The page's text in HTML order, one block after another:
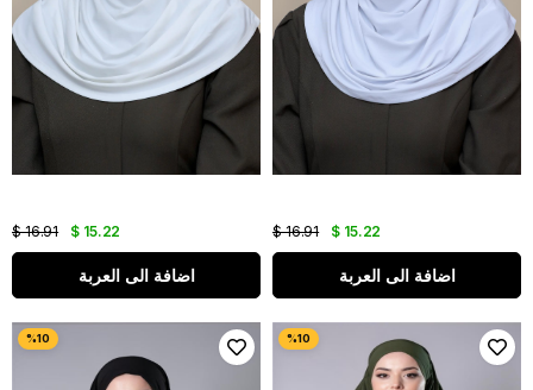
$ 15.22
$ 16.91
اضافة الى العربة
$ 15.22
$ 16.91
اضافة الى العربة